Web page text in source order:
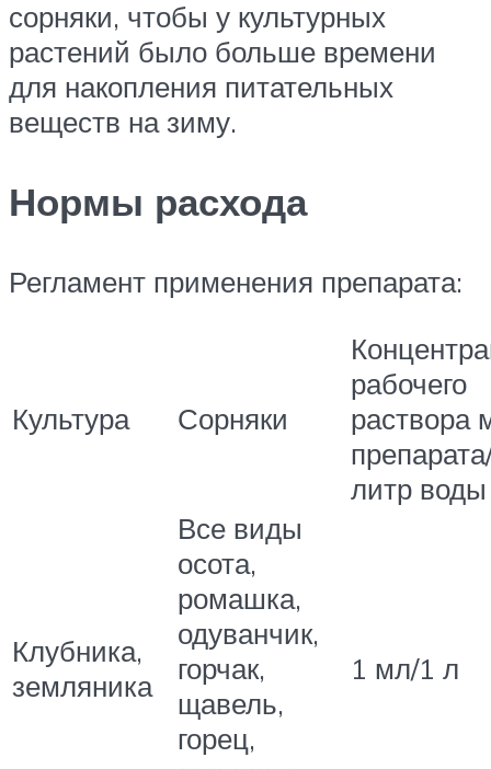
сорняки, чтобы у культурных
растений было больше времени
для накопления питательных
веществ на зиму.
Нормы расхода
Регламент применения препарата:
Культура Сорняки
рабочего
раствора
литр воды
Клубника,
земляника
Все виды
осота,
ромашка,
одуванчик,
горчак,
щавель,
горец,
1 мл/1 л